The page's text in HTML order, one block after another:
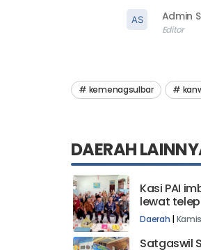
Admin
kemenagsulbar
DAERAH
Kasi PAI
lewat